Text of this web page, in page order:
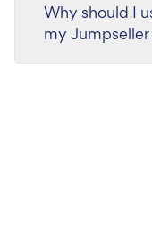
Why should I
my Jumpseller